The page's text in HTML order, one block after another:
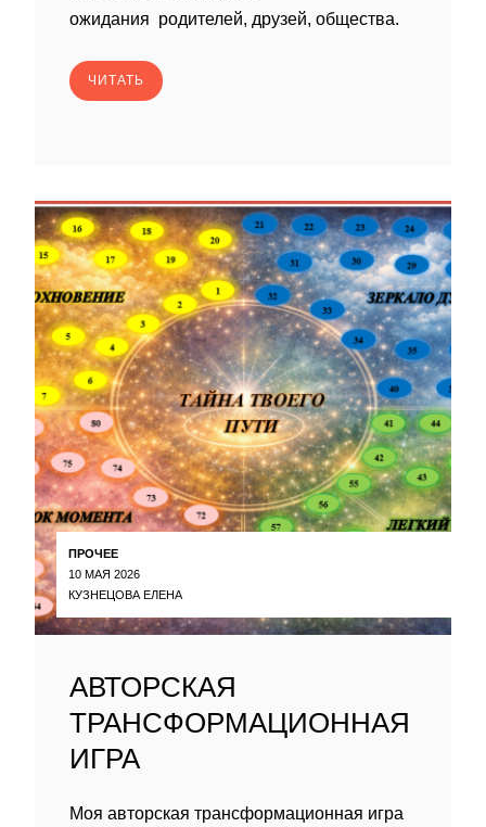
ожидания родителей, друзей, общества.
ЧИТАТЬ
ПРОЧЕЕ
10 МАЯ 2026
КУЗНЕЦОВА ЕЛЕНА
АВТОРСКАЯ
ТРАНСФОРМАЦИОННАЯ
ИГРА
Моя авторская трансформационная игра